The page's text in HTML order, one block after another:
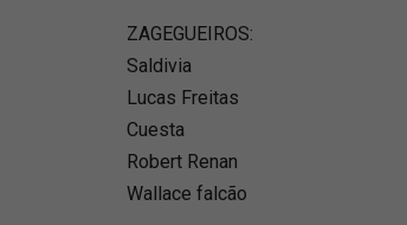
ZAGEGUEIROS:
Saldivia
Lucas Freitas
Cuesta
Robert Renan
Wallace falcão